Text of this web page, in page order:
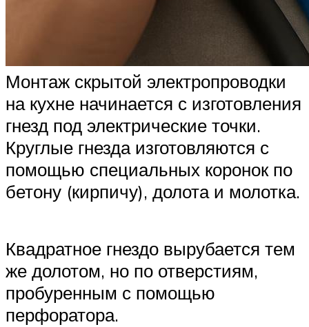
Монтаж скрытой электропроводки
на кухне начинается с изготовления
гнезд под электрические точки.
Круглые гнезда изготовляются с
помощью специальных коронок по
бетону (кирпичу), долота и молотка.
Квадратное гнездо вырубается тем
же долотом, но по отверстиям,
пробуренным с помощью
перфоратора.